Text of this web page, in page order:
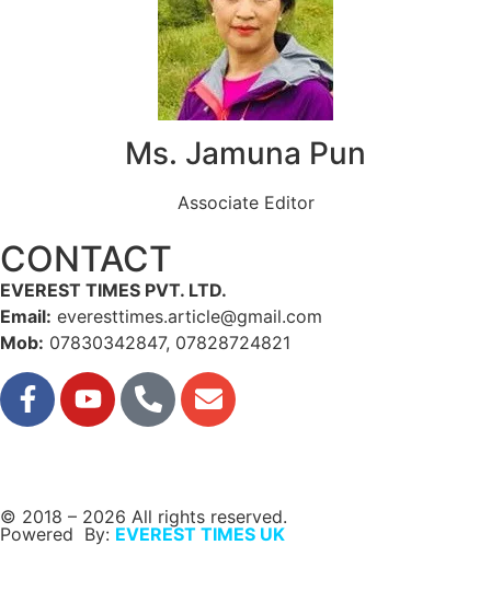
Ms. Jamuna Pun
Associate Editor
CONTACT
EVEREST TIMES PVT. LTD.
Email: everesttimes.article@gmail.com
Mob: 07830342847, 07828724821
© 2018 – 2026 All rights reserved.
Powered By: EVEREST TIMES UK